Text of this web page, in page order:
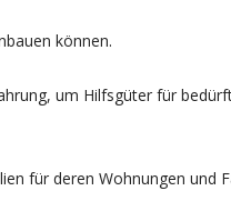
können.
um Hilfsgüter für
für deren Wohnungen und